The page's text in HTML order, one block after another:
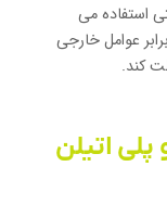
استفاده می
عوامل خارجی
کند.
اتیلن